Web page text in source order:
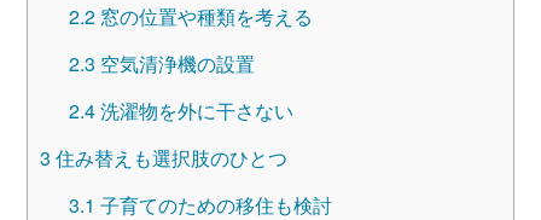
2.2窓の位置や種類を考える
2.3 空気清浄機の設置
2.4洗濯物を外に干さない
3 住み替えも選択肢のひとつ
3.1 子育てのための移住も検討